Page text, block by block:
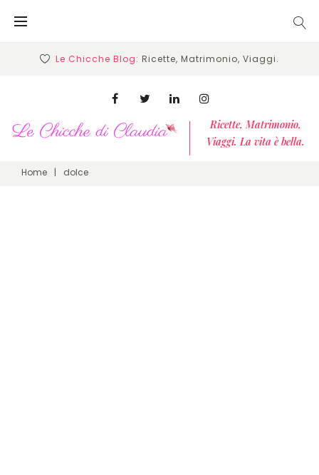
Le Chicche Blog: Ricette, Matrimonio, Viaggi.
Ricette, Matrimonio,
Viaggi. La vita è bella.
Facebook LinkedinInstagram
Home | dolce